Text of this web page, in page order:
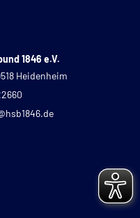
1846 e.V.
Heidenheim